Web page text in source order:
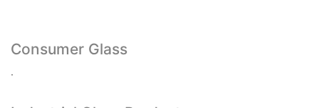
Consumer Glass
.